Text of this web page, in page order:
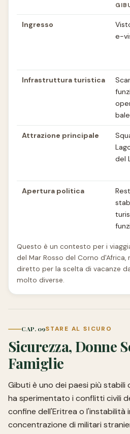
Ingresso
e-
Infrastruttura turistica
Attrazione principale
del
Apertura politica
Questo è un contesto per i
del Mar Rosso del Corno d'Africa,
diretto per la scelta di vacanze
molto diverse.
CAP. 09STARE AL SICURO
Sicurezza, Donne
Famiglie
Gibuti è uno dei paesi più stabili
ha sperimentato i conflitti civili
confine dell'Eritrea o l'instabilità
concentrazione di militari